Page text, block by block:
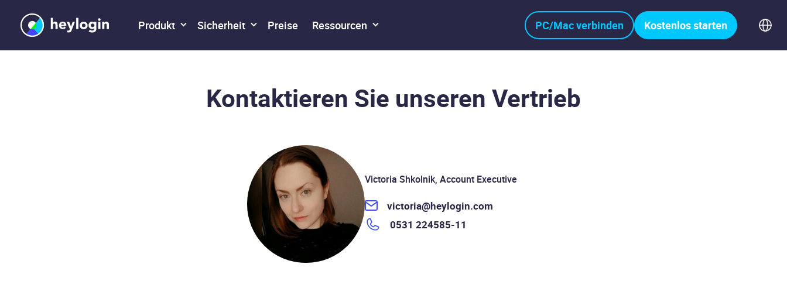
Produkt Sicherheit Preise Ressourcen PC/Mac verbinden Kostenlos starten
Kontaktieren Sie unseren Vertrieb
Victoria Shkolnik, Account Executive
victoria@heylogin.com
0531 224585-11